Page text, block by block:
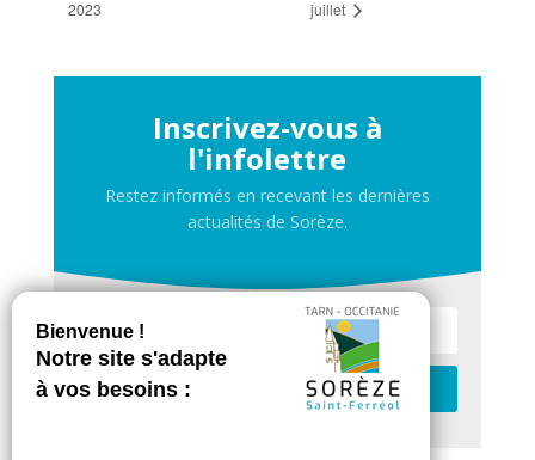
2023
juillet
Inscrivez-vous à
l'infolettre
Restez informés en recevant les dernières
actualités de Sorèze.
Je m'inscris